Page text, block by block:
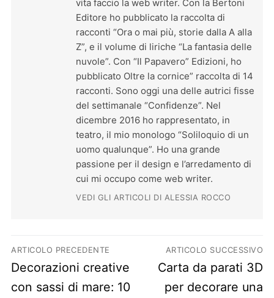
vita faccio la web writer. Con la Bertoni
Editore ho pubblicato la raccolta di
racconti “Ora o mai più, storie dalla A alla
Z”, e il volume di liriche “La fantasia delle
nuvole”. Con “Il Papavero” Edizioni, ho
pubblicato Oltre la cornice” raccolta di 14
racconti. Sono oggi una delle autrici fisse
del settimanale “Confidenze”. Nel
dicembre 2016 ho rappresentato, in
teatro, il mio monologo “Soliloquio di un
uomo qualunque”. Ho una grande
passione per il design e l’arredamento di
cui mi occupo come web writer.
VEDI GLI ARTICOLI DI ALESSIA ROCCO
Navigazione articoli
ARTICOLO PRECEDENTE
Previous post:
Decorazioni creative
con sassi di mare: 10
ARTICOLO SUCCESSIVO
Next post:
Carta da parati 3D
per decorare una